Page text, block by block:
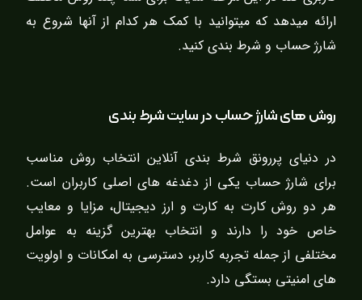
ارائه میدهد که میتوانید با کمک هر کدام از آنها شروع به
شارژ حساب و شرط بندی کنید.
روش های شارژ حساب در سایت شرط بندی
در دنیای پررونق شرط بندی آنلاین انتخاب روش مناسب
برای شارژ حساب یکی از دغدغه های اصلی کاربران است.
هر دو روش کارت به کارت و ارز دیجیتال، مزایا و معایب
خاص خود را دارند و انتخاب بهترین گزینه به عوامل
مختلفی از جمله تجربه کاربر، دسترسی به امکانات و اولویت
های امنیتی بستگی دارد.